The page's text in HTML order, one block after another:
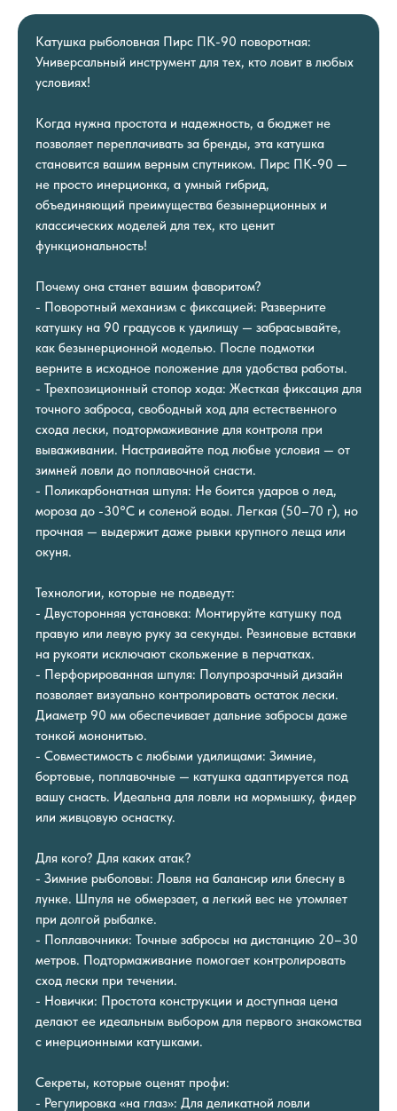
Катушка рыболовная Пирс ПК-90 поворотная:
Универсальный инструмент для тех, кто ловит в любых
условиях!
Когда нужна простота и надежность, а бюджет не
позволяет переплачивать за бренды, эта катушка
становится вашим верным спутником. Пирс ПК-90 —
не просто инерционка, а умный гибрид,
объединяющий преимущества безынерционных и
классических моделей для тех, кто ценит
функциональность!
Почему она станет вашим фаворитом?
- Поворотный механизм с фиксацией: Разверните
катушку на 90 градусов к удилищу — забрасывайте,
как безынерционной моделью. После подмотки
верните в исходное положение для удобства работы.
- Трехпозиционный стопор хода: Жесткая фиксация для
точного заброса, свободный ход для естественного
схода лески, подтормаживание для контроля при
вываживании. Настраивайте под любые условия — от
зимней ловли до поплавочной снасти.
- Поликарбонатная шпуля: Не боится ударов о лед,
мороза до -30°C и соленой воды. Легкая (50–70 г), но
прочная — выдержит даже рывки крупного леща или
окуня.
Технологии, которые не подведут:
- Двусторонняя установка: Монтируйте катушку под
правую или левую руку за секунды. Резиновые вставки
на рукояти исключают скольжение в перчатках.
- Перфорированная шпуля: Полупрозрачный дизайн
позволяет визуально контролировать остаток лески.
Диаметр 90 мм обеспечивает дальние забросы даже
тонкой мононитью.
- Совместимость с любыми удилищами: Зимние,
бортовые, поплавочные — катушка адаптируется под
вашу снасть. Идеальна для ловли на мормышку, фидер
или живцовую оснастку.
Для кого? Для каких атак?
- Зимние рыболовы: Ловля на балансир или блесну в
лунке. Шпуля не обмерзает, а легкий вес не утомляет
при долгой рыбалке.
- Поплавочники: Точные забросы на дистанцию 20–30
метров. Подтормаживание помогает контролировать
сход лески при течении.
- Новички: Простота конструкции и доступная цена
делают ее идеальным выбором для первого знакомства
с инерционными катушками.
Секреты, которые оценят профи:
- Регулировка «на глаз»: Для деликатной ловли